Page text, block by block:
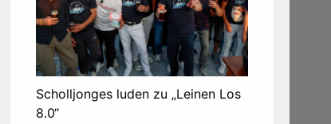
Scholljonges luden zu „Leinen Los
8.0“